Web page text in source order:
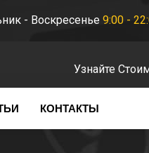
- Воскресенье 9:00 -
Узнайте
КОНТАКТЫ